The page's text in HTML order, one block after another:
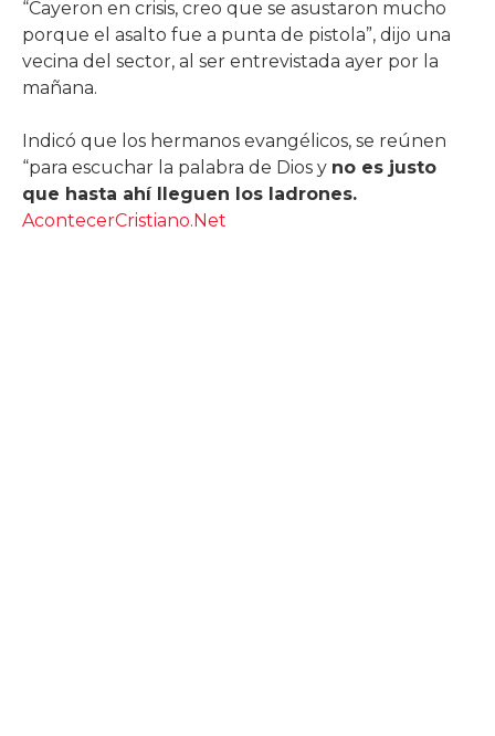
“Cayeron en crisis, creo que se asustaron mucho
porque el asalto fue a punta de pistola”, dijo una
vecina del sector, al ser entrevistada ayer por la
mañana.
Indicó que los hermanos evangélicos, se reúnen
“para escuchar la palabra de Dios y no es justo
que hasta ahí lleguen los ladrones.
AcontecerCristiano.Net